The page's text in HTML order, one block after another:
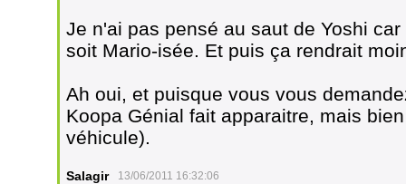
Je n'ai pas pensé au saut de Yoshi
soit Mario-isée. Et puis ça rendrait
Ah oui, et puisque vous vous
Koopa Génial fait apparaitre, mais
véhicule).
Salagir 13/06/2011 16:32:06